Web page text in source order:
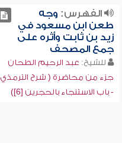
الفهرس: وجه
طعن ابن مسعود في
زيد بن ثابت وأثره على
جمع المصحف
للشيخ: عبد الرحيم الطحان
جزء من محاضرة ( شرح الترمذي
- باب الاستنجاء بالحجرين [6])